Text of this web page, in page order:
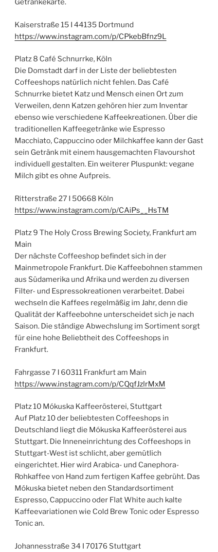
Getränkekarte.
Kaiserstraße 15 I 44135 Dortmund
https://www.instagram.com/p/CPkebBfnz9L
Platz 8 Café Schnurrke, Köln
Die Domstadt darf in der Liste der beliebtesten
Coffeeshops natürlich nicht fehlen. Das Café
Schnurrke bietet Katz und Mensch einen Ort zum
Verweilen, denn Katzen gehören hier zum Inventar
ebenso wie verschiedene Kaffeekreationen. Über die
traditionellen Kaffeegetränke wie Espresso
Macchiato, Cappuccino oder Milchkaffee kann der Gast
sein Getränk mit einem hausgemachten Flavourshot
individuell gestalten. Ein weiterer Pluspunkt: vegane
Milch gibt es ohne Aufpreis.
Ritterstraße 27 I 50668 Köln
https://www.instagram.com/p/CAiPs__HsTM
Platz 9 The Holy Cross Brewing Society, Frankfurt am
Main
Der nächste Coffeeshop befindet sich in der
Mainmetropole Frankfurt. Die Kaffeebohnen stammen
aus Südamerika und Afrika und werden zu diversen
Filter- und Espressokreationen verarbeitet. Dabei
wechseln die Kaffees regelmäßig im Jahr, denn die
Qualität der Kaffeebohne unterscheidet sich je nach
Saison. Die ständige Abwechslung im Sortiment sorgt
für eine hohe Beliebtheit des Coffeeshops in
Frankfurt.
Fahrgasse 7 I 60311 Frankfurt am Main
https://www.instagram.com/p/CQqfJzlrMxM
Platz 10 Mókuska Kaffeerösterei, Stuttgart
Auf Platz 10 der beliebtesten Coffeeshops in
Deutschland liegt die Mókuska Kaffeerösterei aus
Stuttgart. Die Inneneinrichtung des Coffeeshops in
Stuttgart-West ist schlicht, aber gemütlich
eingerichtet. Hier wird Arabica- und Canephora-
Rohkaffee von Hand zum fertigen Kaffee gebrüht. Das
Mókuska bietet neben den Standardsortiment
Espresso, Cappuccino oder Flat White auch kalte
Kaffeevariationen wie Cold Brew Tonic oder Espresso
Tonic an.
Johannesstraße 34 I 70176 Stuttgart